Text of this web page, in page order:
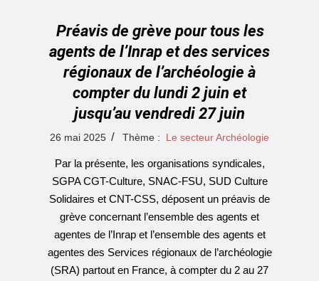
Préavis de grève pour tous les
agents de l’Inrap et des services
régionaux de l’archéologie à
compter du lundi 2 juin et
jusqu’au vendredi 27 juin
2025-
26 mai 2025 Thème : Le secteur Archéologie
Par la présente, les organisations syndicales,
SGPA CGT-Culture, SNAC-FSU, SUD Culture
Solidaires et CNT-CSS, déposent un préavis de
grève concernant l’ensemble des agents et
agentes de l’Inrap et l’ensemble des agents et
agentes des Services régionaux de l’archéologie
(SRA) partout en France, à compter du 2 au 27